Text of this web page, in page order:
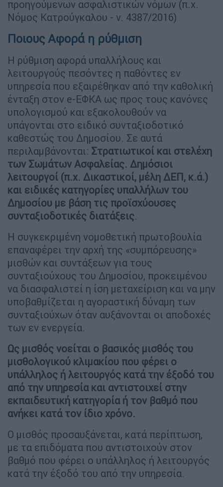
προηγούμενων ασφαλιστικών νόμων (π.χ.
Νόμος Κατρούγκαλου - ν. 4387/2016)
Ποιους Αφορά η ρύθμιση
Η ρύθμιση αφορά υπαλλήλους και
λειτουργούς πεσόντες η παθόντες εν
υπηρεσία που εξαιρέθηκαν από την καθολική
ένταξη στον e-ΕΦΚΑ ως προς τους κανόνες
υπολογισμού και εξακολουθούν να
υπάγονται στο ειδικό συνταξιοδοτικό
καθεστώς του Δημοσίου. Σε αυτά
περιλαμβάνονται: Στρατιωτικοί και στελέχη
των Σωμάτων Ασφαλείας. Δημόσιοι
λειτουργοί (π.χ. Δικαστικοί, μέλη ΔΕΠ, κ.ά.)
και ειδικές κατηγορίες υπαλλήλων του
Δημοσίου με βάση τις προϊσχύουσες
συνταξιοδοτικές διατάξεις.
Η συγκεκριμένη νομοθετική πρωτοβουλία
επαναφέρει την αρχή της «συμπόρευσης»
μισθών και συντάξεων για τους
συνταξιούχους του Δημοσίου, προκειμένου
να διασφαλιστεί η ίση μεταχείριση και να μην
υποβαθμίζεται η αγοραστική δύναμη των
συνταξιούχων όταν αυξάνονται οι αποδοχές
των εν ενεργεία.
Ως μισθός νοείται ο βασικός μισθός του
μισθολογικού κλιμακίου που φέρει ο
υπάλληλος ή λειτουργός κατά την έξοδό του
από την υπηρεσία και αντιστοιχεί στην
εκπαιδευτική κατηγορία ή τον βαθμό που
ανήκει κατά τον ίδιο χρόνο.
Ο μισθός προσαυξάνεται, κατά περίπτωση,
με τα επιδόματα που αντιστοιχούν στον
βαθμό που φέρει ο υπάλληλος ή λειτουργός
κατά την έξοδό του από την υπηρεσία.